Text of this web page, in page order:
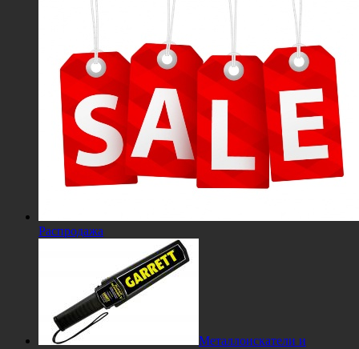
Распродажа
Металлоискатели и